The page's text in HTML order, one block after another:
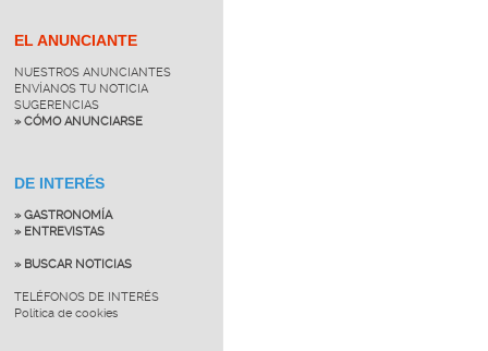
EL ANUNCIANTE
NUESTROS ANUNCIANTES
ENVÍANOS TU NOTICIA
SUGERENCIAS
» CÓMO ANUNCIARSE
DE INTERÉS
» GASTRONOMÍA
» ENTREVISTAS
» BUSCAR NOTICIAS
TELÉFONOS DE INTERÉS
Política de cookies